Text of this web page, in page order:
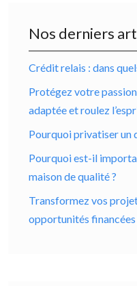
Nos derniers
Crédit relais : dans
Protégez votre
adaptée et roulez
Pourquoi privatiser un
Pourquoi est-il
maison de qualité ?
Transformez vos
opportunités